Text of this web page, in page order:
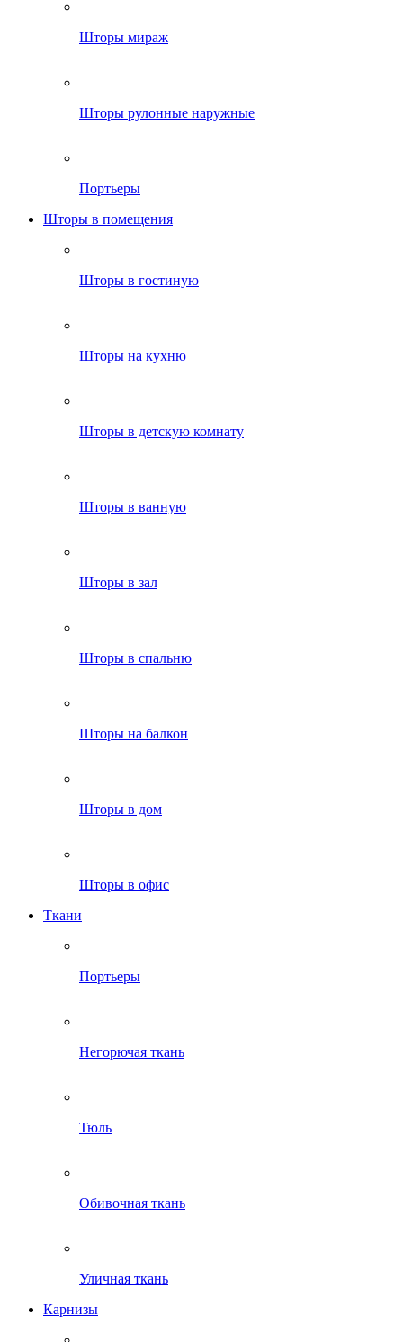
Шторы мираж
Шторы рулонные наружные
Портьеры
Шторы в помещения
Шторы в гостиную
Шторы на кухню
Шторы в детскую комнату
Шторы в ванную
Шторы в зал
Шторы в спальню
Шторы на балкон
Шторы в дом
Шторы в офис
Ткани
Портьеры
Негорючая ткань
Тюль
Обивочная ткань
Уличная ткань
Карнизы